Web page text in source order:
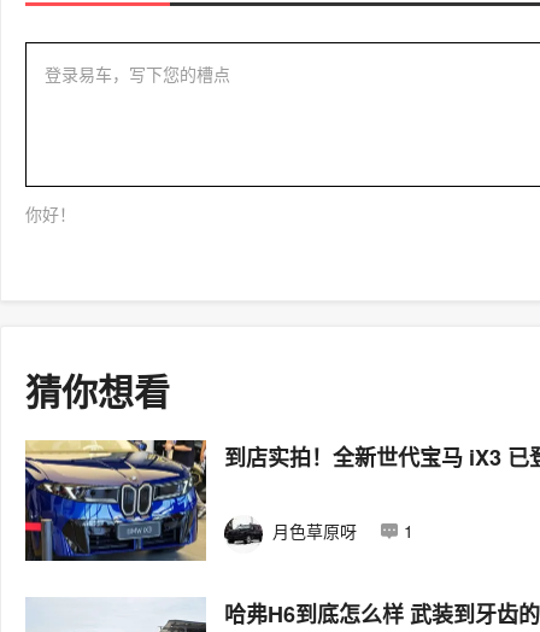
登录易车，写下您的槽点
你好！
猜你想看
到店实拍！全新世代宝马 iX3
月色草原呀 1
哈弗H6到底怎么样 武装到牙齿